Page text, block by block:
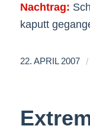
Nachtrag:
kaputt
22. APRIL 2007 /